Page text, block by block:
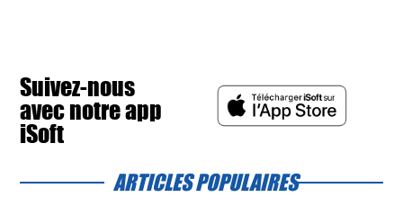
Suivez-nous
avec notre app
iSoft
ARTICLES POPULAIRES